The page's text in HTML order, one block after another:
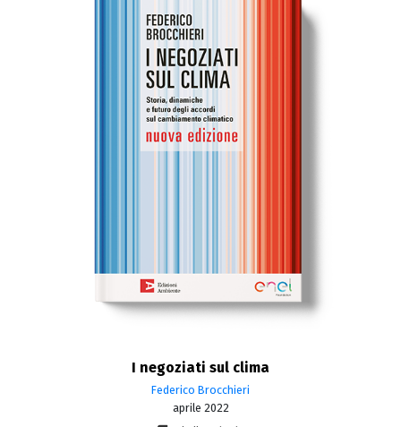
I negoziati sul clima
Federico Brocchieri
aprile 2022